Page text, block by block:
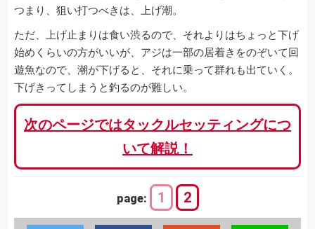
つまり、狙い打つべきは、上げ潮。
ただ、上げ止まりは食い渋るので、それよりはちょっと下げ
始めくらいの方がいいが、アジは一部の居着きをのぞいて回
遊魚なので、潮が下げると、それに乗って群れも出ていく。
下げきってしまうと釣るのが難しい。
次のページではタックルセッティングにつ
いて解説！
page: 1 2